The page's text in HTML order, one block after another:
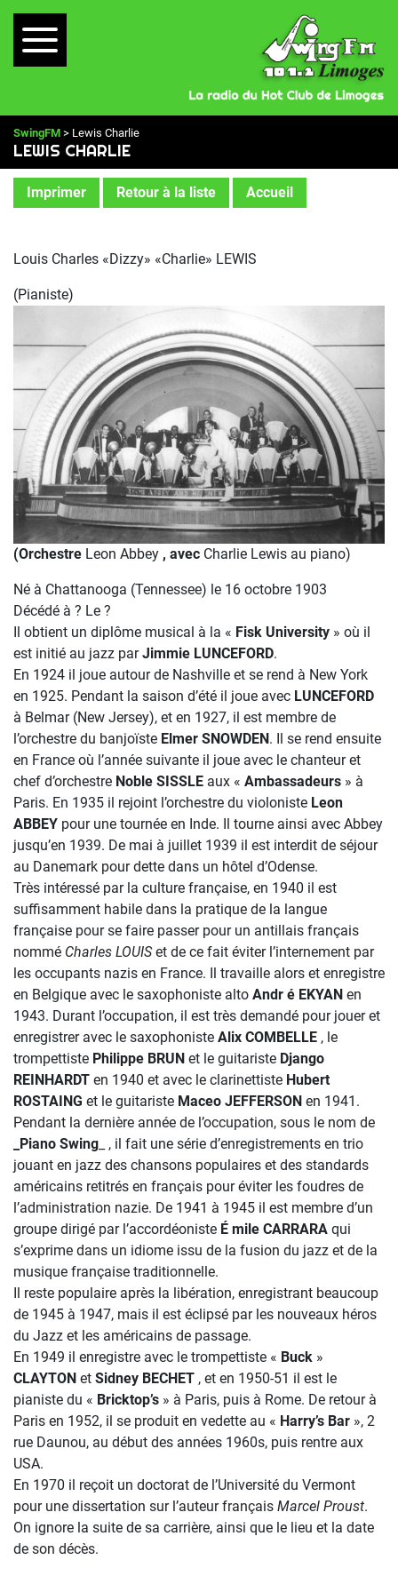
SwingFM > Lewis Charlie
LEWIS CHARLIE
Imprimer Retour à la liste Accueil
Louis Charles «Dizzy» «Charlie» LEWIS
(Pianiste)
(Orchestre Leon Abbey , avec Charlie Lewis au piano)
Né à Chattanooga (Tennessee) le 16 octobre 1903
Décédé à ? Le ?
Il obtient un diplôme musical à la « Fisk University » où il
est initié au jazz parJimmie LUNCEFORD.
En 1924 il joue autour de Nashville et se rend à New York
en 1925. Pendant la saison d’été il joue avec LUNCEFORD
à Belmar (New Jersey), et en 1927, il est membre de
l’orchestre du banjoïste Elmer SNOWDEN. Il se rend ensuite
en France où l’année suivante il joue avec le chanteur et
chef d’orchestre Noble SISSLE aux « Ambassadeurs » à
Paris. En 1935 il rejoint l’orchestre du violoniste Leon
ABBEY pour une tournée en Inde. Il tourne ainsi avec Abbey
jusqu’en 1939. De mai à juillet 1939 il est interdit de séjour
au Danemark pour dette dans un hôtel d’Odense.
Très intéressé par la culture française, en 1940 il est
suffisamment habile dans la pratique de la langue
française pour se faire passer pour un antillais français
nommé Charles LOUISet de ce fait éviter l’internement par
les occupants nazis en France. Il travaille alors et enregistre
en Belgique avec le saxophoniste alto Andr é EKYAN en
1943. Durant l’occupation, il est très demandé pour jouer et
enregistrer avec le saxophoniste Alix COMBELLE , le
trompettiste Philippe BRUN et le guitariste Django
REINHARDT en 1940 et avec le clarinettiste Hubert
ROSTAING et le guitariste Maceo JEFFERSON en 1941.
Pendant la dernière année de l’occupation, sous le nom de
_Piano Swing _ , il fait une série d’enregistrements en trio
jouant en jazz des chansons populaires et des standards
américains retitrés en français pour éviter les foudres de
l’administration nazie. De 1941 à 1945 il est membre d’un
groupe dirigé par l’accordéoniste É mile CARRARA qui
s’exprime dans un idiome issu de la fusion du jazz et de la
musique française traditionnelle.
Il reste populaire après la libération, enregistrant beaucoup
de 1945 à 1947, mais il est éclipsé par les nouveaux héros
du Jazz et les américains de passage.
En 1949 il enregistre avec le trompettiste « Buck »
CLAYTON et Sidney BECHET , et en 1950-51 il est le
pianiste du « Bricktop’s » à Paris, puis à Rome. De retour à
Paris en 1952, il se produit en vedette au « Harry’s Bar », 2
rue Daunou, au début des années 1960s, puis rentre aux
USA.
En 1970 il reçoit un doctorat de l’Université du Vermont
pour une dissertation sur l’auteur français Marcel Proust.
On ignore la suite de sa carrière, ainsi que le lieu et la date
de son décès.